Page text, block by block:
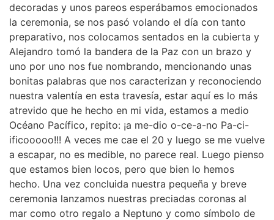
decoradas y unos pareos esperábamos emocionados
la ceremonia, se nos pasó volando el día con tanto
preparativo, nos colocamos sentados en la cubierta y
Alejandro tomó la bandera de la Paz con un brazo y
uno por uno nos fue nombrando, mencionando unas
bonitas palabras que nos caracterizan y reconociendo
nuestra valentía en esta travesía, estar aquí es lo más
atrevido que he hecho en mi vida, estamos a medio
Océano Pacífico, repito: ¡a me-dio o-ce-a-no Pa-ci-
ificooooo!!! A veces me cae el 20 y luego se me vuelve
a escapar, no es medible, no parece real. Luego pienso
que estamos bien locos, pero que bien lo hemos
hecho. Una vez concluida nuestra pequeña y breve
ceremonia lanzamos nuestras preciadas coronas al
mar como otro regalo a Neptuno y como símbolo de